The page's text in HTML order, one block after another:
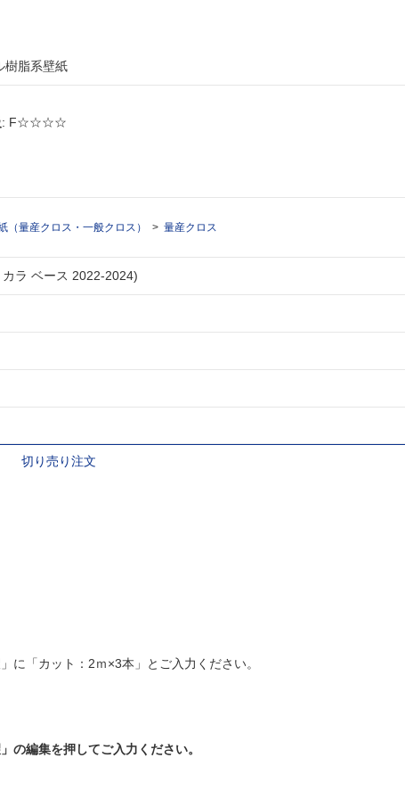
樹脂系壁紙
: F☆☆☆☆
（量産クロス・一般クロス） 量産クロス
カラ ベース 2022-2024)
切り売り注文
に「カット：2ｍ×3本」とご入力ください。
の編集を押してご入力ください。